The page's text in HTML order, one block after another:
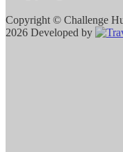
Copyright © Challenge
2026 Developed by